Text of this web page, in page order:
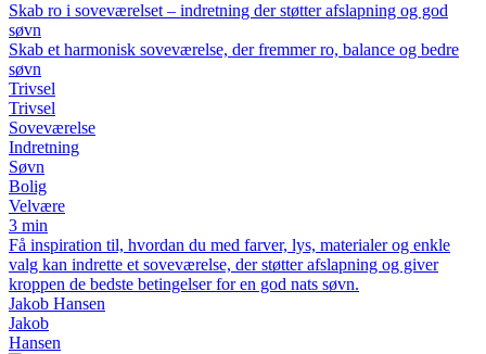
Skab ro i soveværelset – indretning der støtter afslapning og god
søvn
Skab et harmonisk soveværelse, der fremmer ro, balance og bedre
søvn
Trivsel
Trivsel
Soveværelse
Indretning
Søvn
Bolig
Velvære
3 min
Få inspiration til, hvordan du med farver, lys, materialer og enkle
valg kan indrette et soveværelse, der støtter afslapning og giver
kroppen de bedste betingelser for en god nats søvn.
Jakob Hansen
Jakob
Hansen